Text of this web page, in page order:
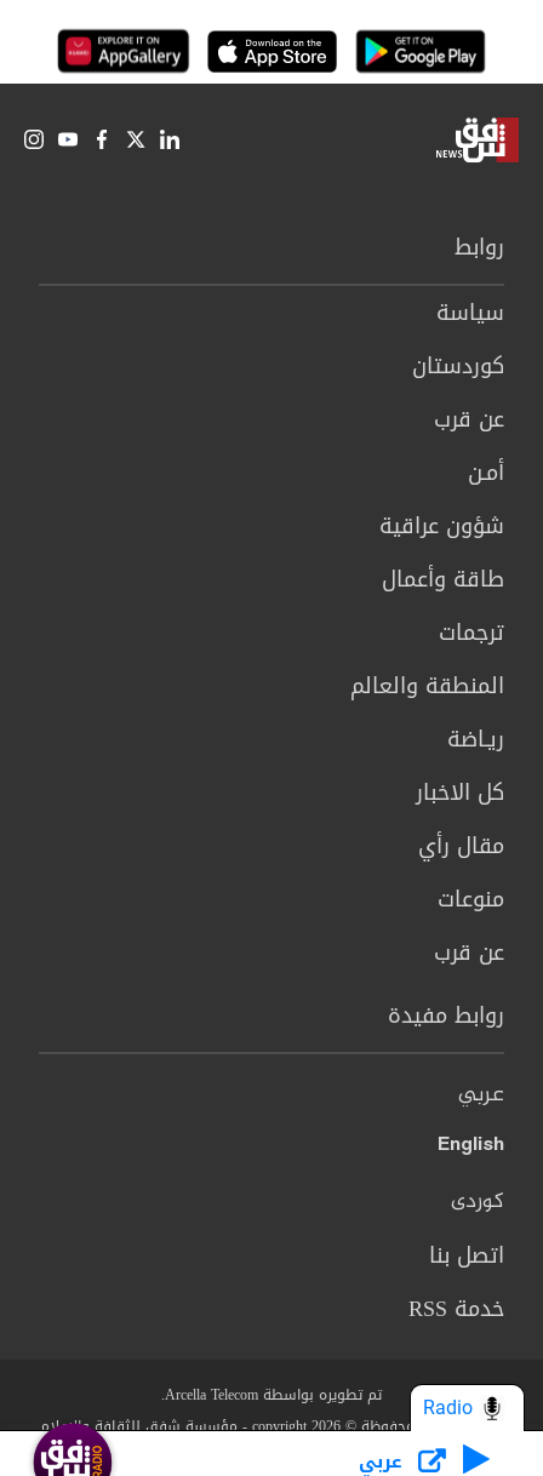
روابط
سیاسة
كوردستان
عن قرب
أمـن
شؤون عراقية
طاقة وأعمال
ترجمات
المنطقة والعالم
ريـاضة
كل الاخبار
مقال رأي
منوعات
عن قرب
روابط مفيدة
عربي
English
کوردی
اتصل بنا
خدمة RSS
تم تطويره بواسطة Arcella Telecom.
جميع الحقوق محفوظة © copyright 2026 - مؤسسة شفق للثقافة والاعلام
من نحن؟
سياسة الخصوصية عربي
Radio